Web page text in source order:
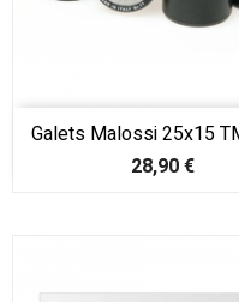
Galets Malossi 25x15
Prix
28,90 €